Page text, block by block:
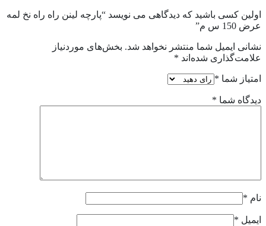
اولین کسی باشید که دیدگاهی می نویسد “پارچه لینن راه راه نخ لمه
عرض 150 س م”
نشانی ایمیل شما منتشر نخواهد شد. بخش‌های موردنیاز
علامت‌گذاری شده‌اند *
امتیاز شما *
دیدگاه شما *
نام *
ایمیل *